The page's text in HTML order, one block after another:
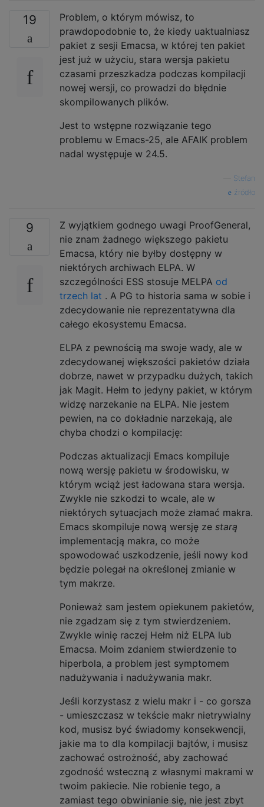
19
Problem, o którym mówisz, to
prawdopodobnie to, że kiedy uaktualniasz
pakiet z sesji Emacsa, w której ten pakiet
jest już w użyciu, stara wersja pakietu
czasami przeszkadza podczas kompilacji
nowej wersji, co prowadzi do błędnie
skompilowanych plików.
Jest to wstępne rozwiązanie tego
problemu w Emacs-25, ale AFAIK problem
nadal występuje w 24.5.
Stefan
źródło
9
Z wyjątkiem godnego uwagi ProofGeneral,
nie znam żadnego większego pakietu
Emacsa, który nie byłby dostępny w
niektórych archiwach ELPA. W
szczególności ESS stosuje MELPA od
trzech lat . A PG to historia sama w sobie i
zdecydowanie nie reprezentatywna dla
całego ekosystemu Emacsa.
ELPA z pewnością ma swoje wady, ale w
zdecydowanej większości pakietów działa
dobrze, nawet w przypadku dużych, takich
jak Magit. Hełm to jedyny pakiet, w którym
widzę narzekanie na ELPA. Nie jestem
pewien, na co dokładnie narzekają, ale
chyba chodzi o kompilację:
Podczas aktualizacji Emacs kompiluje
nową wersję pakietu w środowisku, w
którym wciąż jest ładowana stara wersja.
Zwykle nie szkodzi to wcale, ale w
niektórych sytuacjach może złamać makra.
Emacs skompiluje nową wersję ze starą
implementacją makra, co może
spowodować uszkodzenie, jeśli nowy kod
będzie polegał na określonej zmianie w
tym makrze.
Ponieważ sam jestem opiekunem pakietów,
nie zgadzam się z tym stwierdzeniem.
Zwykle winię raczej Hełm niż ELPA lub
Emacsa. Moim zdaniem stwierdzenie to
hiperbola, a problem jest symptomem
nadużywania i nadużywania makr.
Jeśli korzystasz z wielu makr i - co gorsza
- umieszczasz w tekście makr nietrywialny
kod, musisz być świadomy konsekwencji,
jakie ma to dla kompilacji bajtów, i musisz
zachować ostrożność, aby zachować
zgodność wsteczną z własnymi makrami w
twoim pakiecie. Nie robienie tego, a
zamiast tego obwinianie się, nie jest zbyt